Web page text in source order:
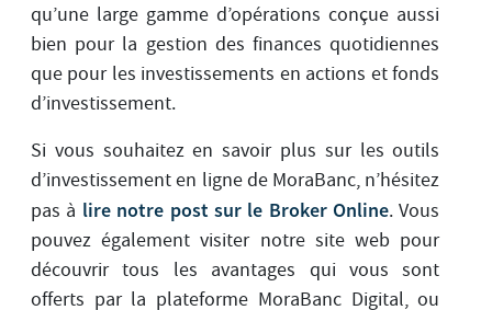
qu’une large gamme d’opérations conçue aussi
bien pour la gestion des finances quotidiennes
que pour les investissements en actions et fonds
d’investissement.
Si vous souhaitez en savoir plus sur les outils
d’investissement en ligne de MoraBanc, n’hésitez
pas à lire notre post sur le Broker Online. Vous
pouvez également visiter notre site web pour
découvrir tous les avantages qui vous sont
offerts par la plateforme MoraBanc Digital, ou